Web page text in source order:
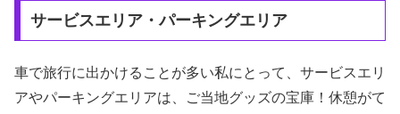
サービスエリア・パーキングエリア
車で旅行に出かけることが多い私にとって、サービスエリ
アやパーキングエリアは、ご当地グッズの宝庫！休憩がて